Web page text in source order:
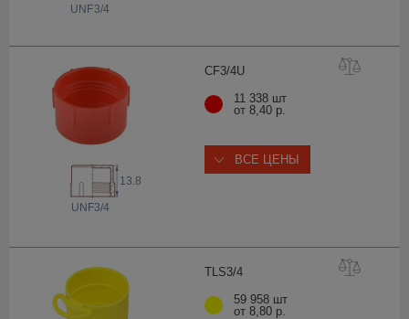
UNF3/4
CF3/4U
UNF3/4
13.8
11 338 шт
от 8,40 р.
ВСЕ ЦЕНЫ
TLS3/4
59 958 шт
от 8,80 р.